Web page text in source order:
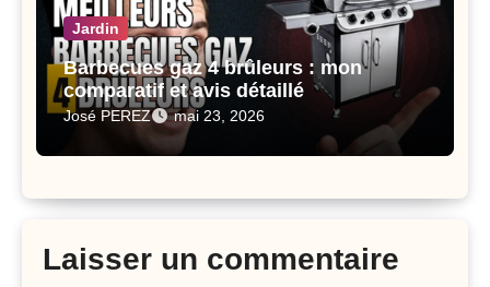
Jardin
Barbecues gaz 4 brûleurs : mon
comparatif et avis détaillé
José PEREZ mai 23, 2026
Laisser un commentaire